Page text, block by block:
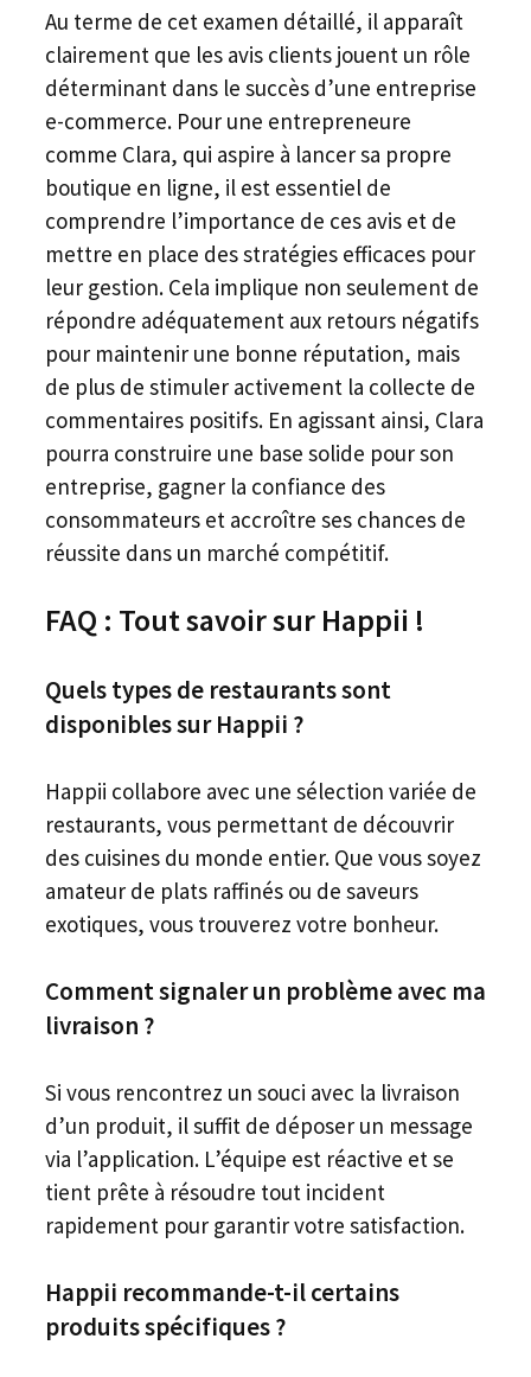
Au terme de cet examen détaillé, il apparaît
clairement que les avis clients jouent un rôle
déterminant dans le succès d’une entreprise
e-commerce. Pour une entrepreneure
comme Clara, qui aspire à lancer sa propre
boutique en ligne, il est essentiel de
comprendre l’importance de ces avis et de
mettre en place des stratégies efficaces pour
leur gestion. Cela implique non seulement de
répondre adéquatement aux retours négatifs
pour maintenir une bonne réputation, mais
de plus de stimuler activement la collecte de
commentaires positifs. En agissant ainsi, Clara
pourra construire une base solide pour son
entreprise, gagner la confiance des
consommateurs et accroître ses chances de
réussite dans un marché compétitif.
FAQ : Tout savoir sur Happii !
Quels types de restaurants sont
disponibles sur Happii ?
Happii collabore avec une sélection variée de
restaurants, vous permettant de découvrir
des cuisines du monde entier. Que vous soyez
amateur de plats raffinés ou de saveurs
exotiques, vous trouverez votre bonheur.
Comment signaler un problème avec ma
livraison ?
Si vous rencontrez un souci avec la livraison
d’un produit, il suffit de déposer un message
via l’application. L’équipe est réactive et se
tient prête à résoudre tout incident
rapidement pour garantir votre satisfaction.
Happii recommande-t-il certains
produits spécifiques ?